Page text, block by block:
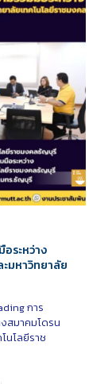
ระหว่าง
ะมหาวิทยาลัย
การ
สมาคมโดรน
นโลยีราช